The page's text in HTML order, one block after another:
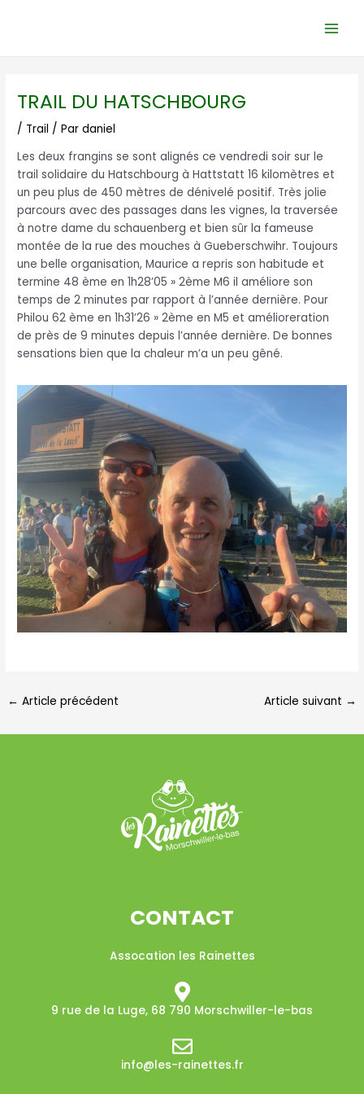
TRAIL DU HATSCHBOURG
/ Trail / Pardaniel
Les deux frangins se sont alignés ce vendredi soir sur le
trail solidaire du Hatschbourg à Hattstatt 16 kilomètres et
un peu plus de 450 mètres de dénivelé positif. Très jolie
parcours avec des passages dans les vignes, la traversée
à notre dame du schauenberg et bien sûr la fameuse
montée de la rue des mouches à Gueberschwihr. Toujours
une belle organisation, Maurice a repris son habitude et
termine 48 ème en 1h28’05 » 2ème M6 il améliore son
temps de 2 minutes par rapport à l’année dernière. Pour
Philou 62 ème en 1h31’26 » 2ème en M5 et amélioreration
de près de 9 minutes depuis l’année dernière. De bonnes
sensations bien que la chaleur m’a un peu gêné.
← Article précédent Article suivant →
CONTACT
Assocation les Rainettes
9 rue de la Luge, 68 790 Morschwiller-le-bas​
info@les-rainettes.fr